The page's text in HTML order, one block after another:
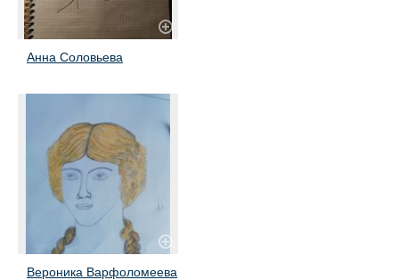
Анна Соловьева
Вероника Варфоломеева